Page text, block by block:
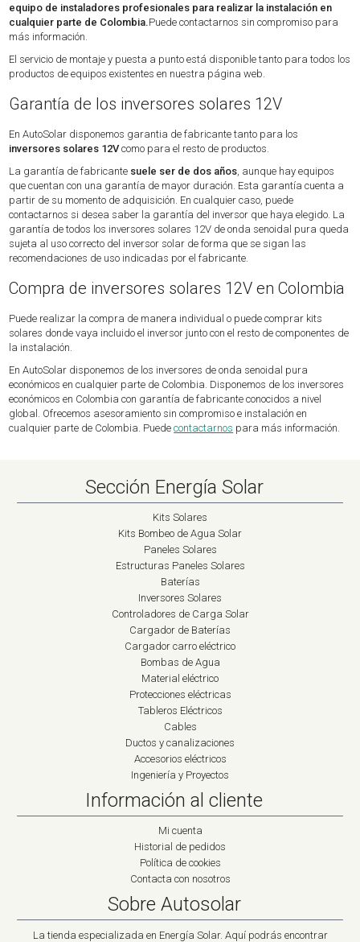
equipo de instaladores profesionales para realizar la instalación en
cualquier parte de Colombia. Puede contactarnos sin compromiso para
más información.
El servicio de montaje y puesta a punto está disponible tanto para todos los
productos de equipos existentes en nuestra página web.
Garantía de los inversores solares 12V
En AutoSolar disponemos garantia de fabricante tanto para los
inversores solares 12Vcomo para el resto de productos.
La garantía de fabricante suele ser de dos años , aunque hay equipos
que cuentan con una garantía de mayor duración. Esta garantía cuenta a
partir de su momento de adquisición. En cualquier caso, puede
contactarnos si desea saber la garantía del inversor que haya elegido. La
garantía de todos los inversores solares 12V de onda senoidal pura queda
sujeta al uso correcto del inversor solar de forma que se sigan las
recomendaciones de uso indicadas por el fabricante.
Compra de inversores solares 12V en Colombia
Puede realizar la compra de manera individual o puede comprar kits
solares donde vaya incluido el inversor junto con el resto de componentes de
la instalación.
En AutoSolar disponemos de los inversores de onda senoidal pura
económicos en cualquier parte de Colombia. Disponemos de los inversores
económicos en Colombia con garantía de fabricante conocidos a nivel
global. Ofrecemos asesoramiento sin compromiso e instalación en
cualquier parte de Colombia. Puedecontactarnos para más información.
Sección Energía Solar
Kits Solares
Kits Bombeo de Agua Solar
Paneles Solares
Estructuras Paneles Solares
Baterías
Inversores Solares
Controladores de Carga Solar
Cargador de Baterías
Cargador carro eléctrico
Bombas de Agua
Material eléctrico
Protecciones eléctricas
Tableros Eléctricos
Cables
Ductos y canalizaciones
Accesorios eléctricos
Ingeniería y Proyectos
Información al cliente
Mi cuenta
Historial de pedidos
Política de cookies
Contacta con nosotros
Sobre Autosolar
La tienda especializada en Energía Solar. Aquí podrás encontrar